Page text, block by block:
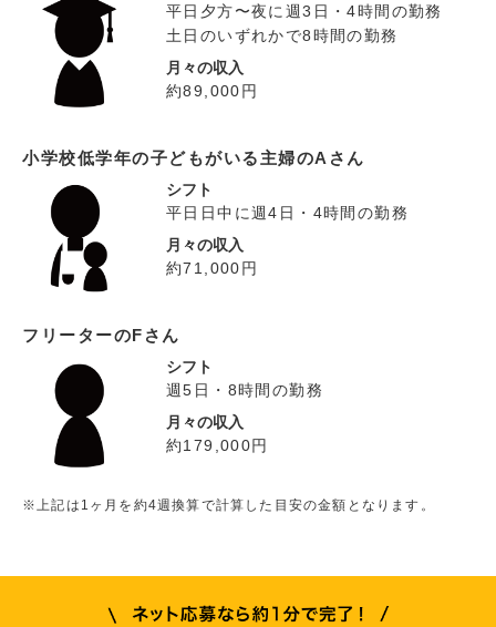
平日夕方〜夜に週3日・4時間の勤務
土日のいずれかで8時間の勤務
月々の収入
約89,000円
小学校低学年の子どもがいる主婦のAさん
シフト
平日日中に週4日・4時間の勤務
月々の収入
約71,000円
フリーターのFさん
シフト
週5日・8時間の勤務
月々の収入
約179,000円
※上記は1ヶ月を約4週換算で計算した目安の金額となります。